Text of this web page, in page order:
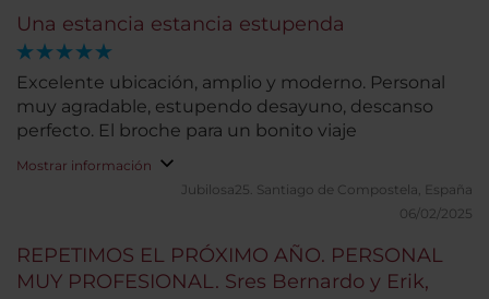
estancia fue muy corta, por lo que no podemos
valorar otros servicios.
Una estancia estancia estupenda
Excelente ubicación, amplio y moderno. Personal
muy agradable, estupendo desayuno, descanso
perfecto. El broche para un bonito viaje
Mostrar información
Jubilosa25. Santiago de Compostela, España
06/02/2025
REPETIMOS EL PRÓXIMO AÑO. PERSONAL
MUY PROFESIONAL. Sres Bernardo y Erik,